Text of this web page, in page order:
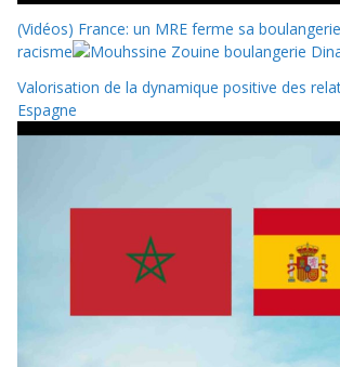
(Vidéos) France: un MRE ferme sa
racisme
Valorisation de la dynamique positive des
Espagne